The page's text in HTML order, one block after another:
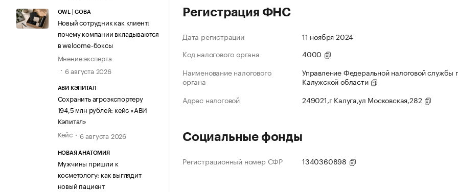
OWL | СОВА
Новый сотрудник как клиент:
почему компании вкладываются
в welcome-боксы
Мнение эксперта
6 августа 2026
АВИ КЭПИТАЛ
Сохранить агроэкспортеру
194,5 млн рублей: кейс «АВИ
Кэпитал»
Кейс
6 августа 2026
НОВАЯ АНАТОМИЯ
Мужчины пришли к
косметологу: как выглядит
новый пациент
Регистрация ФНС
Дата регистрации
11 ноября 2024
Код налогового органа
4000
Наименование налогового
органа
Управление Федеральной налоговой службы
Калужской области
Адрес налоговой
249021,г Калуга,ул Московская,282
Социальные фонды
Регистрационный номер СФР 1340360898